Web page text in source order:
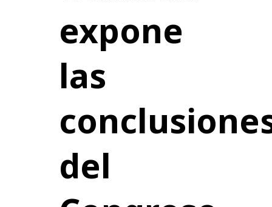
expone
las
del